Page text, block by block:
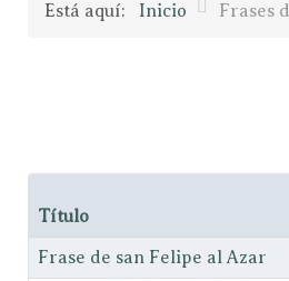
Está aquí: Inicio Frases
Título
Frase de san Felipe al Azar